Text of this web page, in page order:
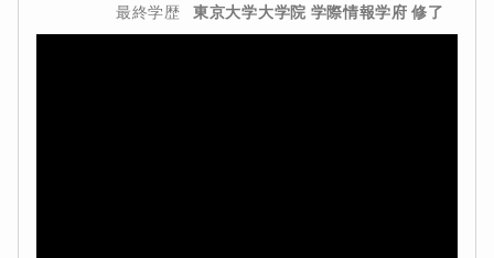
この講座の強み
最終学歴
東京大学大学院 学際情報学府 修了